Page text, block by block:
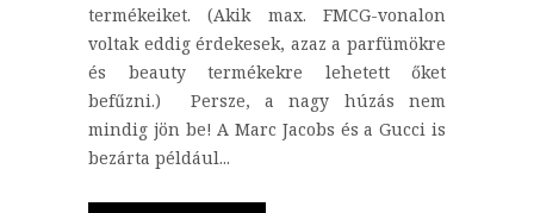
termékeiket. (Akik max. FMCG-vonalon
voltak eddig érdekesek, azaz a parfümökre
és beauty termékekre lehetett őket
befűzni.) Persze, a nagy húzás nem
mindig jön be! A Marc Jacobs és a Gucci is
bezárta például...